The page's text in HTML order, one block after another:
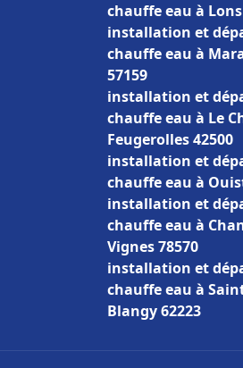
chauffe eau à Lons
installation et
chauffe eau à
57159
installation et
chauffe eau à Le
Feugerolles 42500
installation et
chauffe eau à
installation et
chauffe eau à
Vignes 78570
installation et
chauffe eau à
Blangy 62223